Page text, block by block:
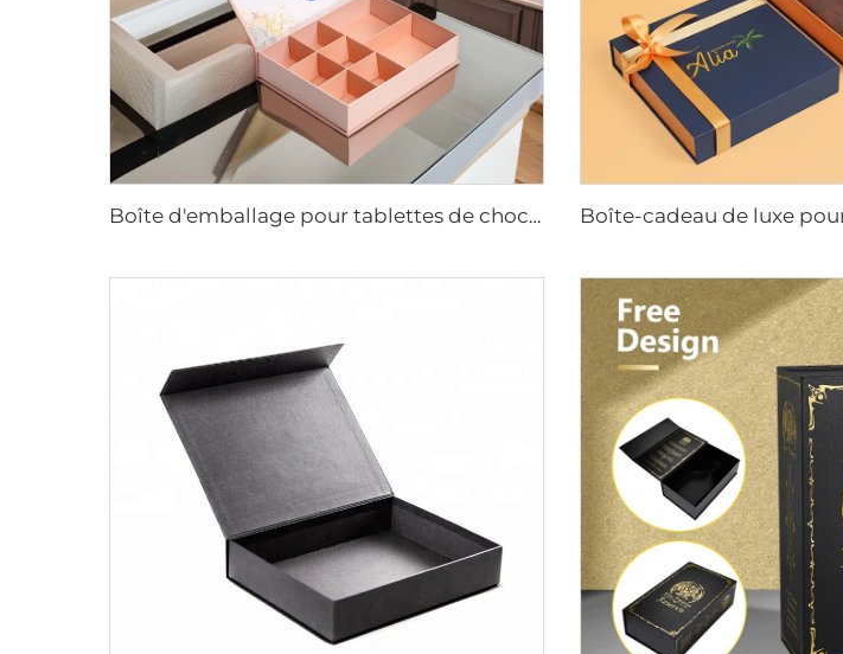
Boîte d'emballage pour tablettes de chocolat avec logo personnalisé, fermeture magnétique, plateau d'insertion ondulé, impression en relief, papier couché pour commande en gros